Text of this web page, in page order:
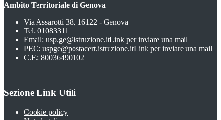
Ambito Territoriale di Genova
Via Assarotti 38, 16122 - Genova
Tel: 01083311
Email: usp.ge@istruzione.itLink per inviare una mail
PEC: uspge@postacert.istruzione.itLink per inviare una mail
C.F.: 80036490102
Sezione Link Utili
Cookie policy